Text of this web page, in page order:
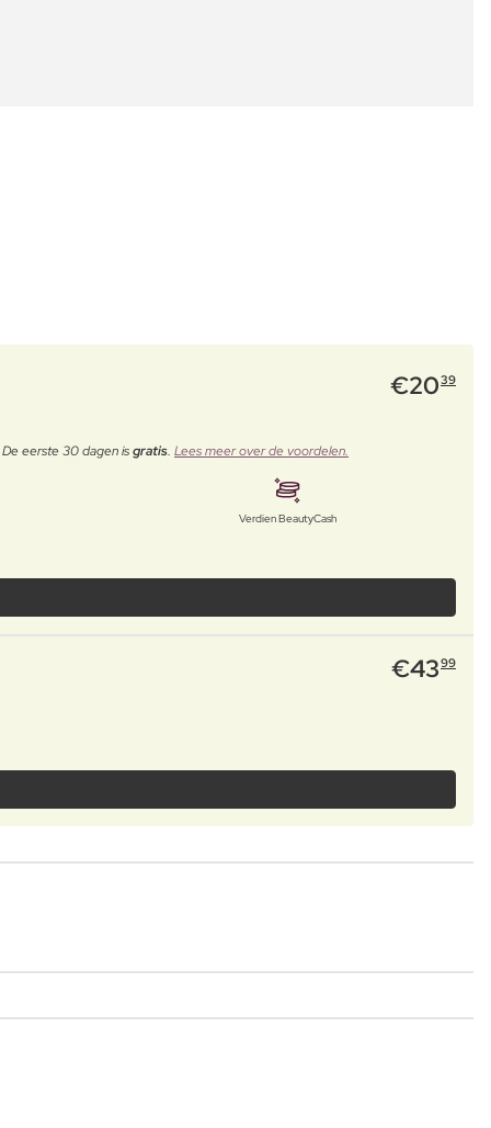
€2039
De eerste 30 dagen isgratis. Lees meer over de voordelen.
Verdien BeautyCash
€4399